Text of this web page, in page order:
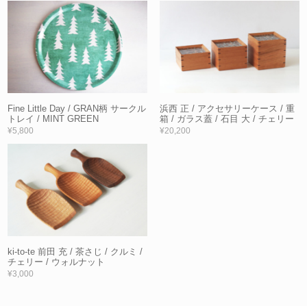
Fine Little Day / GRAN柄 サークル
トレイ / MINT GREEN
¥5,800
浜西 正 / アクセサリーケース / 重
箱 / ガラス蓋 / 石目 大 / チェリー
¥20,200
ki-to-te 前田 充 / 茶さじ / クルミ /
チェリー / ウォルナット
¥3,000